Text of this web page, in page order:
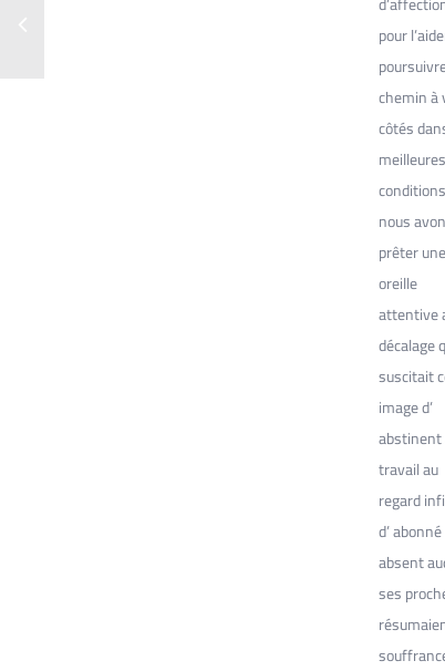
pour
chemin à
côtés
meilleures
nous
prêter une
oreille
attentive
décalage
suscitait
image d’
abstinent
travail au
regard
d’ abonné
absent
ses